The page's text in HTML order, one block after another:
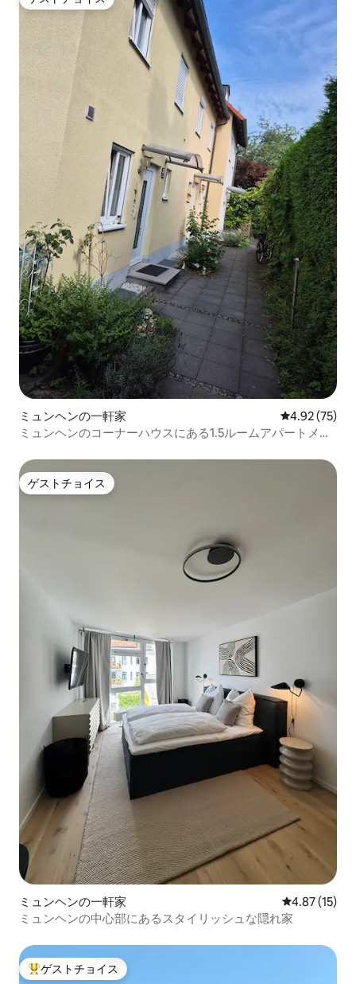
ゲストチョイス
ミュンヘンの一軒家 レビュー75
4.92 (75)
ミュンヘンのコーナーハウスにある1.5ルームアパートメン
ゲストチョイス
ゲストチョイス
ミュンヘンの一軒家 レビュー15
4.87 (15)
ミュンヘンの中心部にあるスタイリッシュな隠れ家
大好評のゲストチョイスです。
ゲストチョイス